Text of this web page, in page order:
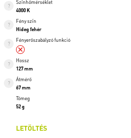
Színhőmérséklet
4000 K
Fény szín
Hideg fehér
Fényerőszabályzó funkció
Hossz
127 mm
Átmérő
67 mm
Tömeg
52 g
LETÖLTÉS